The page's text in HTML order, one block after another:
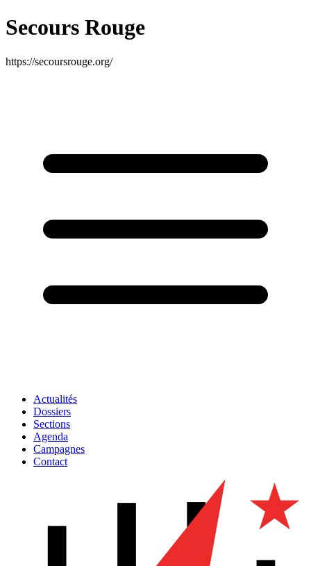
Secours Rouge
https://secoursrouge.org/
Actualités
Dossiers
Sections
Agenda
Campagnes
Contact